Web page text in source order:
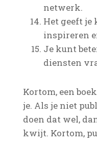
netwerk.
Het geeft je
inspireren
Je kunt
diensten
Kortom, een
je. Als je niet
doen dat wel,
kwijt. Kortom,